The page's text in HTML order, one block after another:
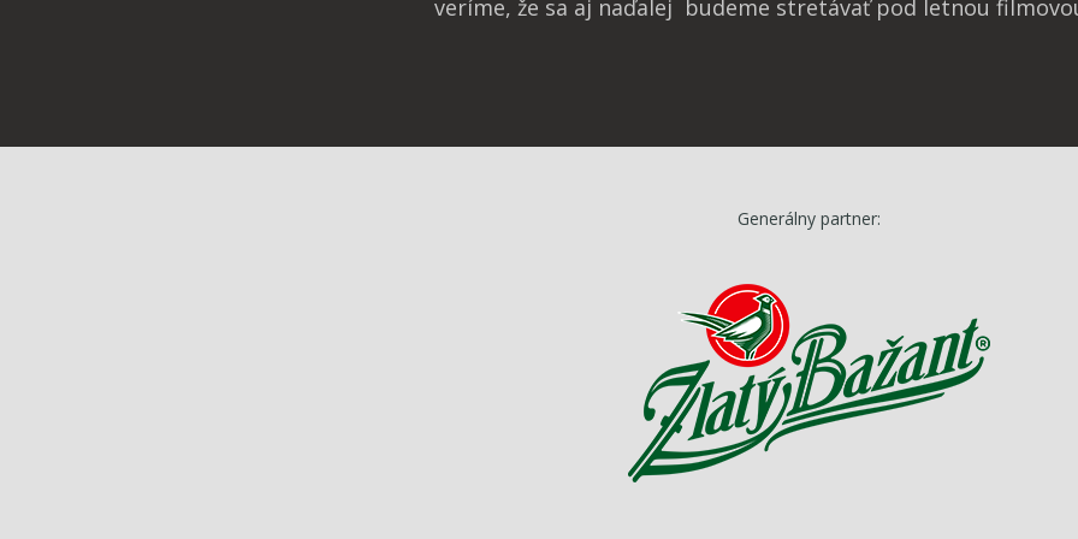
veríme, že sa aj naďalej budeme stretávať pod letnou
Generálny partner: